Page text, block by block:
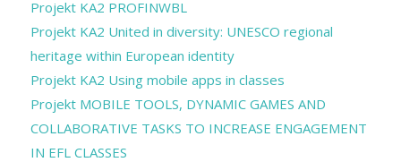
Projekt KA2 PROFINWBL
Projekt KA2 United in diversity: UNESCO regional
heritage within European identity
Projekt KA2 Using mobile apps in classes
Projekt MOBILE TOOLS, DYNAMIC GAMES AND
COLLABORATIVE TASKS TO INCREASE ENGAGEMENT
IN EFL CLASSES